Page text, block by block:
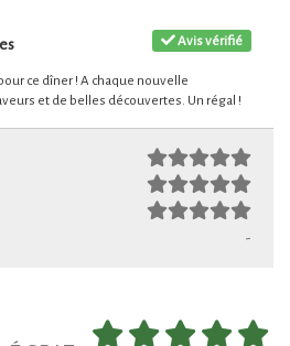
Avis vérifié
ce dîner ! A chaque nouvelle
et de belles découvertes. Un régal !
-